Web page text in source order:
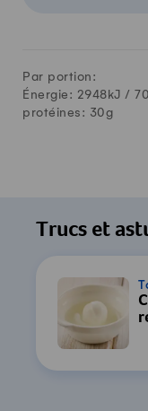
Par portion:
Énergie: 2948kJ /
protéines: 30g
Trucs et